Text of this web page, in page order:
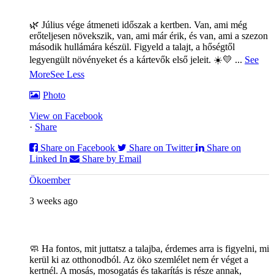
🌿 Július vége átmeneti időszak a kertben. Van, ami még
erőteljesen növekszik, van, ami már érik, és van, ami a szezon
második hullámára készül. Figyeld a talajt, a hőségtől
legyengült növényeket és a kártevők első jeleit. ☀️💛 ... See
MoreSee Less
Photo
View on Facebook
· Share
Share on Facebook
Share on Twitter
Share on
Linked In
Share by Email
Ökoember
3 weeks ago
🧼 Ha fontos, mit juttatsz a talajba, érdemes arra is figyelni, mi
kerül ki az otthonodból. Az öko szemlélet nem ér véget a
kertnél. A mosás, mosogatás és takarítás is része annak,